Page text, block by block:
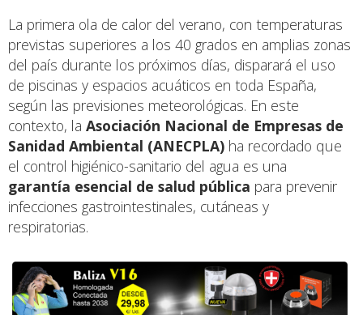
La primera ola de calor del verano, con temperaturas
previstas superiores a los 40 grados en amplias zonas
del país durante los próximos días, disparará el uso
de piscinas y espacios acuáticos en toda España,
según las previsiones meteorológicas. En este
contexto, la Asociación Nacional de Empresas de
Sanidad Ambiental (ANECPLA) ha recordado que
el control higiénico-sanitario del agua es una
garantía esencial de salud pública para prevenir
infecciones gastrointestinales, cutáneas y
respiratorias.